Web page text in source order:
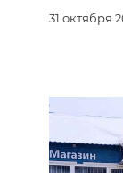
31 октября